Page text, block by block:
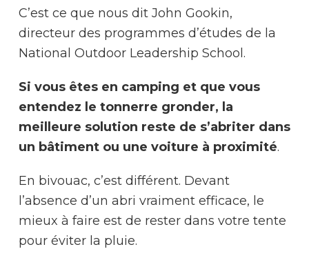
C’est ce que nous dit John Gookin,
directeur des programmes d’études de la
National Outdoor Leadership School.
Si vous êtes en camping et que vous
entendez le tonnerre gronder, la
meilleure solution reste de s’abriter dans
un bâtiment ou une voiture à proximité.
En bivouac, c’est différent. Devant
l’absence d’un abri vraiment efficace, le
mieux à faire est de rester dans votre tente
pour éviter la pluie.